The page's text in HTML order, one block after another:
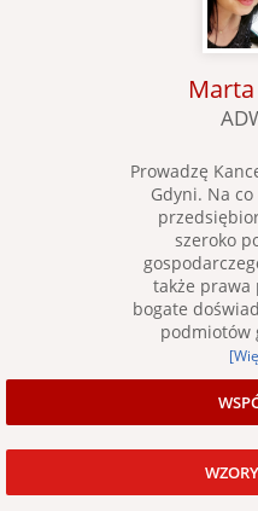
Prowadzę
Gdyni. Na
szeroko
także prawa
bogate
podmiotów